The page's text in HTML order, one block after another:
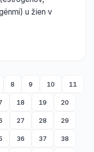
u žien v
8 9 10 11
18 19 20
27 28 29
36 37 38